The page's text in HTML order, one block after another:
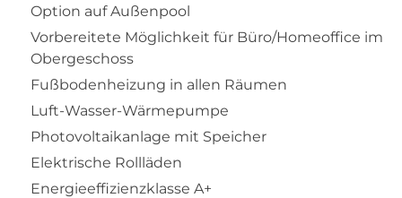
Option auf Außenpool
Vorbereitete Möglichkeit für Büro/Homeoffice im
Obergeschoss
Fußbodenheizung in allen Räumen
Luft-Wasser-Wärmepumpe
Photovoltaikanlage mit Speicher
Elektrische Rollläden
Energieeffizienzklasse A+